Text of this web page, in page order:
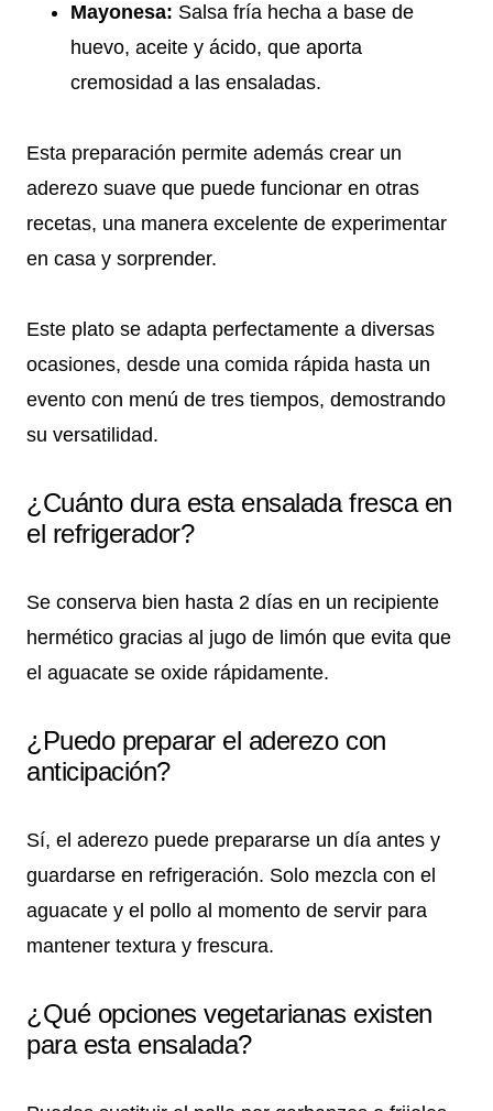
Mayonesa: Salsa fría hecha a base de
huevo, aceite y ácido, que aporta
cremosidad a las ensaladas.
Esta preparación permite además crear un
aderezo suave que puede funcionar en otras
recetas, una manera excelente de experimentar
en casa y sorprender.
Este plato se adapta perfectamente a diversas
ocasiones, desde una comida rápida hasta un
evento con menú de tres tiempos, demostrando
su versatilidad.
¿Cuánto dura esta ensalada fresca en
el refrigerador?
Se conserva bien hasta 2 días en un recipiente
hermético gracias al jugo de limón que evita que
el aguacate se oxide rápidamente.
¿Puedo preparar el aderezo con
anticipación?
Sí, el aderezo puede prepararse un día antes y
guardarse en refrigeración. Solo mezcla con el
aguacate y el pollo al momento de servir para
mantener textura y frescura.
¿Qué opciones vegetarianas existen
para esta ensalada?